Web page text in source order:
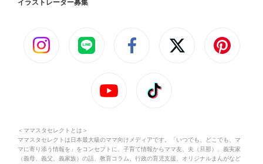
イラストレーター募集
＜ママスタセレクトとは＞
ママスタセレクトは日本最大級のママ向けメディアです。「いつでも、どこでも、マ
マに寄り添う情報を」をコンセプトに、子育て情報からママ友、夫（旦那）、義実家
（義母、義父、義家族）の話、教育コラム、行政の育児支援、オリジナルまんがなど